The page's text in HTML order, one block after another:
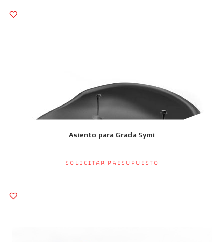
Asiento para Grada Symi
Solicitar presupuesto